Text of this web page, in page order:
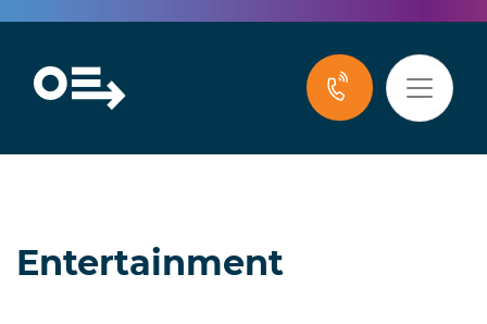
Entertainment